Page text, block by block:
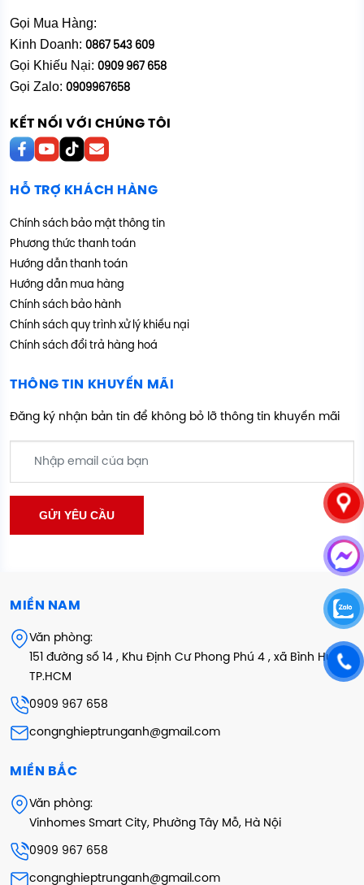
Gọi Mua Hàng:
Kinh Doanh: 0867 543 609
Gọi Khiếu Nại: 0909 967 658
Gọi Zalo: 0909967658
KẾT NỐI VỚI CHÚNG TÔI
HỖ TRỢ KHÁCH HÀNG
Chính sách bảo mật thông tin
Phương thức thanh toán
Hướng dẫn thanh toán
Hướng dẫn mua hàng
Chính sách bảo hành
Chính sách quy trình xử lý khiếu nại
Chính sách đổi trả hàng hoá
THÔNG TIN KHUYẾN MÃI
Đăng ký nhận bản tin để không bỏ lỡ thông tin khuyến mãi
MIỀN NAM
Văn phòng:
151 đường số 14 , Khu Định Cư Phong Phú 4 , xã Bình Hưng ,
TP.HCM
0909 967 658
congnghieptrunganh@gmail.com
MIỀN BẮC
Văn phòng:
Vinhomes Smart City, Phường Tây Mỗ, Hà Nội
0909 967 658
congnghieptrunganh@gmail.com